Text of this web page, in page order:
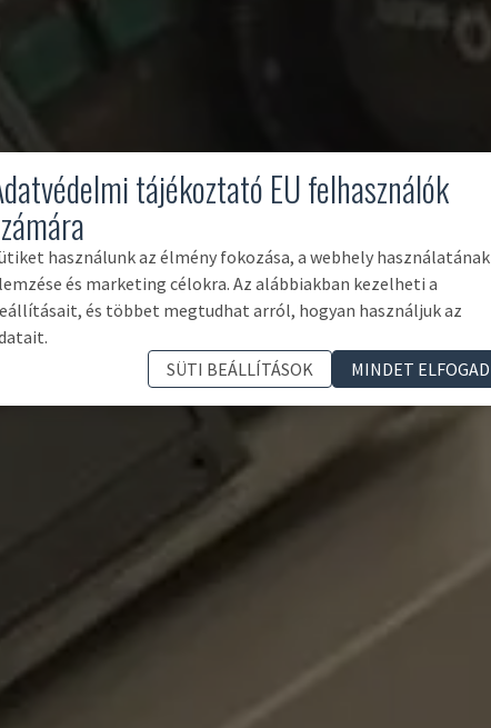
tájékoztató EU felhasználók
használunk az élmény fokozása, a webhely használatának
és marketing célokra. Az alábbiakban kezelheti a
és többet megtudhat arról, hogyan használjuk az
SÜTI BEÁLLÍTÁSOK
MINDET ELFOGAD